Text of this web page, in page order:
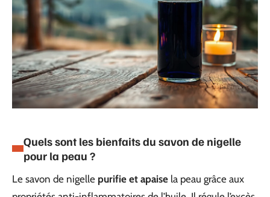
Quels sont les bienfaits du savon de nigelle
pour la peau ?
Le savon de nigelle purifie et apaise la peau grâce aux